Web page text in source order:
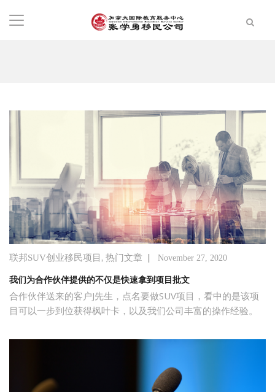
联邦SUV创业移民项目 , 热门文章 | November 27, 2020
我们为合作伙伴提供的不仅是快速拿到项目批文
合作伙伴送来的客户J先生，点名要做SUV项目，看中的是该项
目可以一步到位获得枫叶卡，以及我们公司丰富的操作经验。